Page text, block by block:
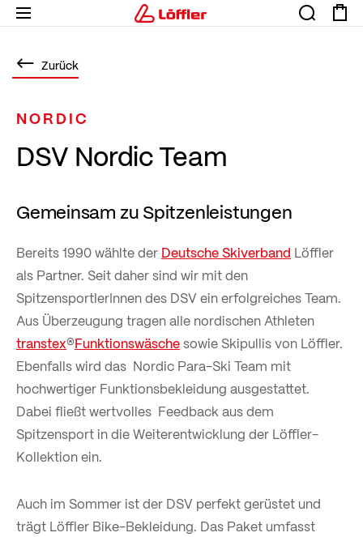
Zurück
NORDIC
DSV Nordic Team
Gemeinsam zu Spitzenleistungen
Bereits 1990 wählte der Deutsche Skiverband Löffler
als Partner. Seit daher sind wir mit den
SpitzensportlerInnen des DSV ein erfolgreiches Team.
Aus Überzeugung tragen alle nordischen Athleten
transtex®Funktionswäschesowie Skipullis von Löffler.
Ebenfalls wird das Nordic Para-Ski Team mit
hochwertiger Funktionsbekleidung ausgestattet.
Dabei fließt wertvolles Feedback aus dem
Spitzensport in die Weiterentwicklung der Löffler-
Kollektion ein.
Auch im Sommer ist der DSV perfekt gerüstet und
trägt Löffler Bike-Bekleidung. Das Paket umfasst